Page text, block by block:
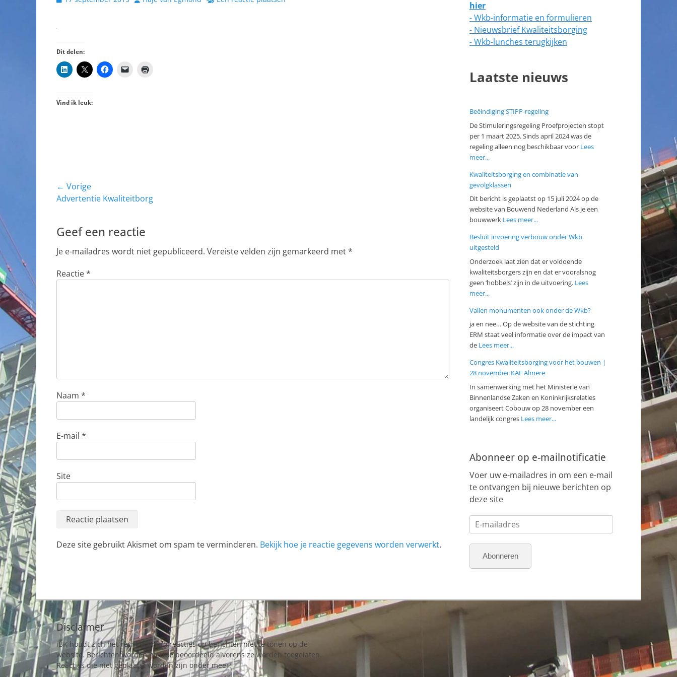
Dit delen:
Vind ik leuk:
Bericht
navigatie
← Vorige
Vorig
Advertentie Kwaliteitborg
Geef een reactie
Je e-mailadres wordt niet gepubliceerd. Vereiste velden zijn gemarkeerd met*
Reactie*
Naam *
E-mail *
Site
Deze site gebruikt Akismet om spam te verminderen. Bekijk hoe je reactie gegevens worden verwerkt.
hier
- Wkb-informatie en formulieren
- Nieuwsbrief Kwaliteitsborging
- Wkb-lunches terugkijken
Laatste nieuws
Beëindiging STIPP-regeling
De Stimuleringsregeling Proefprojecten stopt
per 1 maart 2025. Sinds april 2024 was de
regeling alleen nog beschikbaar voor Lees
meer...
Kwaliteitsborging en combinatie van
gevolgklassen
Dit bericht is geplaatst op 15 juli 2024 op de
website van Bouwend Nederland Als je een
bouwwerk Lees meer...
Besluit invoering verbouw onder Wkb
uitgesteld
Onderzoek laat zien dat er voldoende
kwaliteitsborgers zijn en dat er vooralsnog
geen ‘hobbels’ zijn in de uitvoering. Lees
meer...
Vallen monumenten ook onder de Wkb?
ja en nee… Op de website van de stichting
ERM staat veel informatie over de impact van
de Lees meer...
Congres Kwaliteitsborging voor het bouwen |
28 november KAF Almere
In samenwerking met het Ministerie van
Binnenlandse Zaken en Koninkrijksrelaties
organiseert Cobouw op 28 november een
landelijk congres Lees meer...
Abonneer op e-mailnotificatie
Voer uw e-mailadres in om een e-mail
te ontvangen bij nieuwe berichten op
deze site
E-
mailadres
Abonneren
Disclaimer
iBK houdt zich het recht voor om reacties op berichten niet te tonen op de
website. Berichten worden hiertoe beoordeeld alvorens ze worden toegelaten.
Reacties die niet geplaatst worden zijn onder meer: